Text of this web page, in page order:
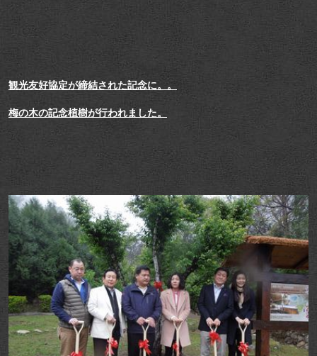
観光友好協定が締結された記念に。。
梅の木の記念植樹が行われました。